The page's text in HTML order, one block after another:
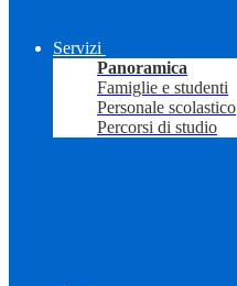
Servizi
Panoramica
Famiglie e studenti
Personale scolastico
Percorsi di studio